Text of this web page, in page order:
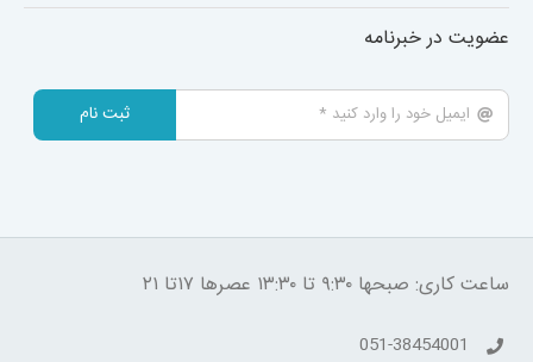
عضویت در خبرنامه
ثبت نام
ساعت کاری: صبحها ۹:۳۰ تا ۱۳:۳۰ عصرها ۱۷تا ۲۱
051-38454001